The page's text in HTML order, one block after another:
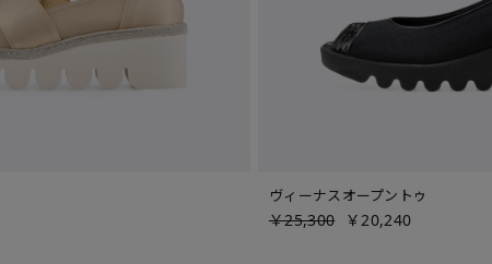
ヴィーナスオープントゥ
￥25,300 ￥20,240